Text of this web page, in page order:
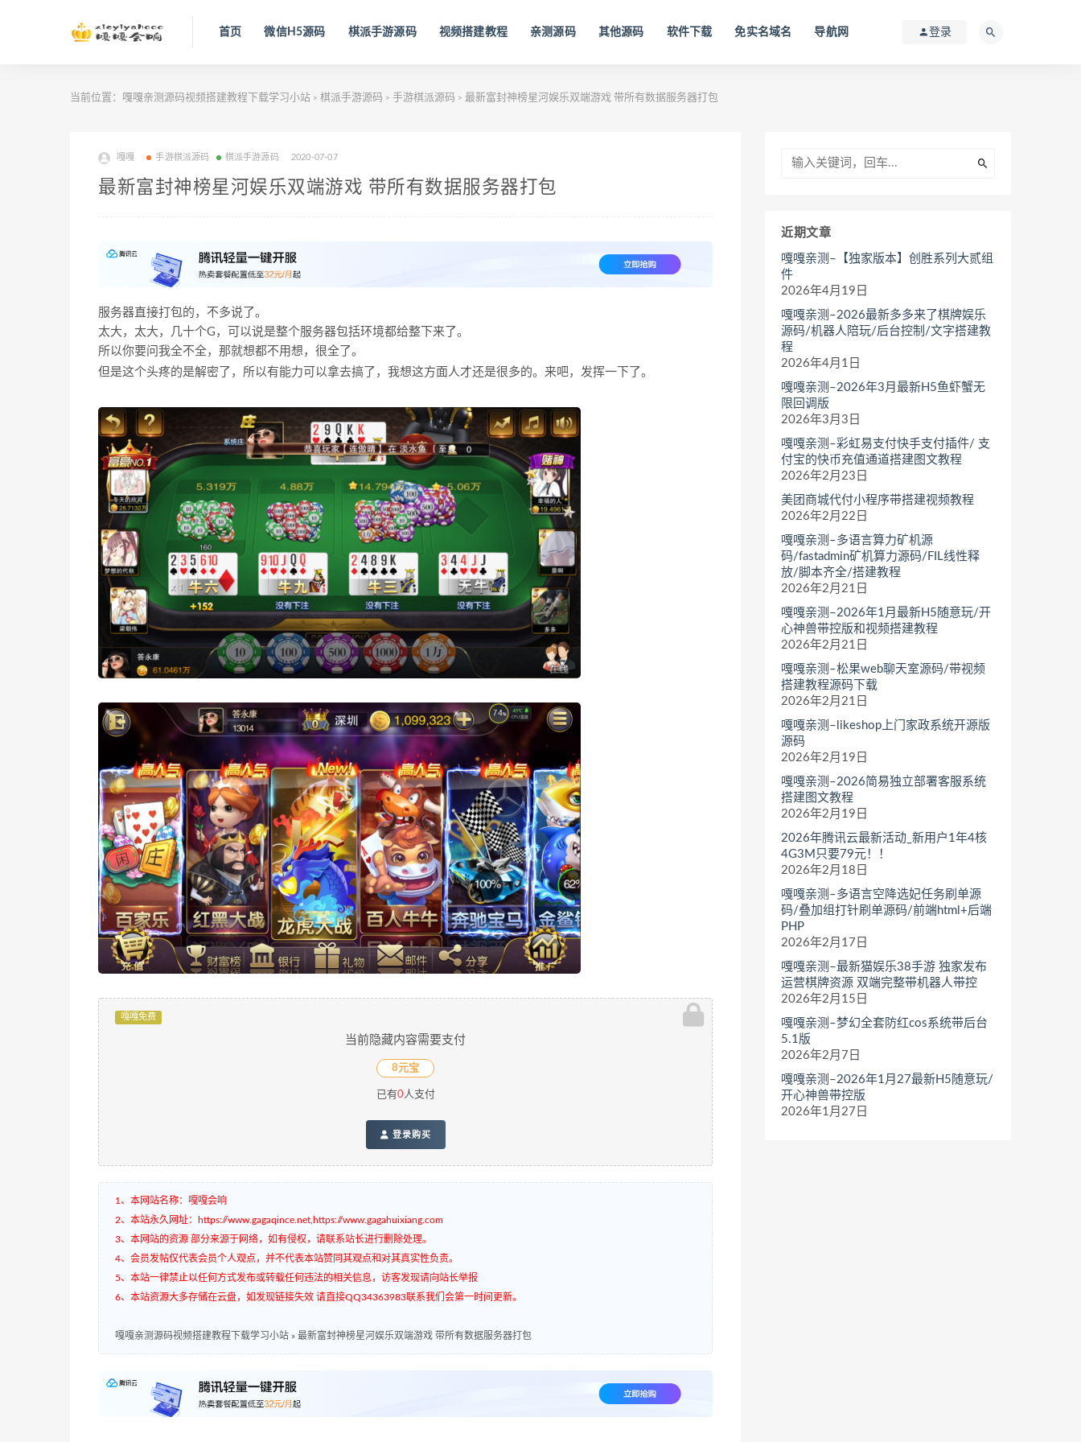
首页 微信H5源码 棋派手游源码 视频搭建教程 亲测源码 其他源码 软件下载 免实名域名 导航网 登录
当前位置： 嘎嘎亲测源码视频搭建教程下载学习小站 > 棋派手游源码 > 手游棋派源码 > 最新富封神榜星河娱乐双端游戏 带所有数据服务器打包
嘎嘎 手游棋派源码 棋派手游源码 2020-07-07
最新富封神榜星河娱乐双端游戏 带所有数据服务器打包
服务器直接打包的，不多说了。
太大，太大，几十个G，可以说是整个服务器包括环境都给整下来了。
所以你要问我全不全，那就想都不用想，很全了。
但是这个头疼的是解密了，所以有能力可以拿去搞了，我想这方面人才还是很多的。来吧，发挥一下了。
嘎嘎免费
当前隐藏内容需要支付
8元宝
已有0人支付
登录购买
1、本网站名称：嘎嘎会响
2、本站永久网址：https://www.gagaqince.net,https://www.gagahuixiang.com
3、本网站的资源 部分来源于网络，如有侵权，请联系站长进行删除处理。
4、会员发帖仅代表会员个人观点，并不代表本站赞同其观点和对其真实性负责。
5、本站一律禁止以任何方式发布或转载任何违法的相关信息，访客发现请向站长举报
6、本站资源大多存储在云盘，如发现链接失效 请直接QQ34363983联系我们会第一时间更新。
嘎嘎亲测源码视频搭建教程下载学习小站 » 最新富封神榜星河娱乐双端游戏 带所有数据服务器打包
近期文章
嘎嘎亲测–【独家版本】创胜系列大贰组
件
2026年4月19日
嘎嘎亲测–2026最新多多来了棋牌娱乐
源码/机器人陪玩/后台控制/文字搭建教
程
2026年4月1日
嘎嘎亲测–2026年3月最新H5鱼虾蟹无
限回调版
2026年3月3日
嘎嘎亲测–彩虹易支付快手支付插件/ 支
付宝的快币充值通道搭建图文教程
2026年2月23日
美团商城代付小程序带搭建视频教程
2026年2月22日
嘎嘎亲测–多语言算力矿机源
码/fastadmin矿机算力源码/FIL线性释
放/脚本齐全/搭建教程
2026年2月21日
嘎嘎亲测–2026年1月最新H5随意玩/开
心神兽带控版和视频搭建教程
2026年2月21日
嘎嘎亲测–松果web聊天室源码/带视频
搭建教程源码下载
2026年2月21日
嘎嘎亲测–likeshop上门家政系统开源版
源码
2026年2月19日
嘎嘎亲测–2026简易独立部署客服系统
搭建图文教程
2026年2月19日
2026年腾讯云最新活动_新用户1年4核
4G3M只要79元！！
2026年2月18日
嘎嘎亲测–多语言空降选妃任务刷单源
码/叠加组打针刷单源码/前端html+后端
PHP
2026年2月17日
嘎嘎亲测–最新猫娱乐38手游 独家发布
运营棋牌资源 双端完整带机器人带控
2026年2月15日
嘎嘎亲测–梦幻全套防红cos系统带后台
5.1版
2026年2月7日
嘎嘎亲测–2026年1月27最新H5随意玩/
开心神兽带控版
2026年1月27日